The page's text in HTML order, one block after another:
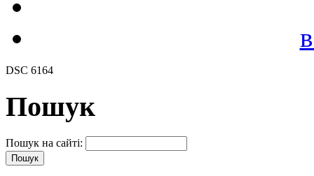
DSC 6164
Пошук
Пошук на сайті: